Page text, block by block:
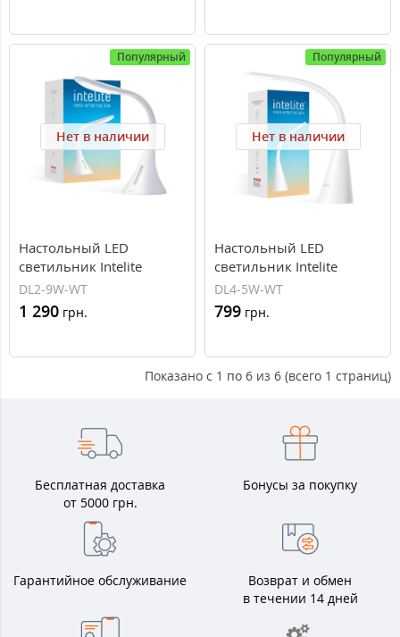
Популярный
Нет в наличии
Настольный LED
светильник Intelite
Desklamp 9W White DL2-
9W-WT
DL2-9W-WT
1 290 грн.
Популярный
Нет в наличии
Настольный LED
светильник Intelite
Desklamp White DL4-5W-
WT
DL4-5W-WT
799 грн.
Показано с 1 по 6 из 6 (всего 1 страниц)
Бесплатная доставка
от 5000 грн.
Бонусы за покупку
Гарантийное обслуживание
Возврат и обмен
в течении 14 дней